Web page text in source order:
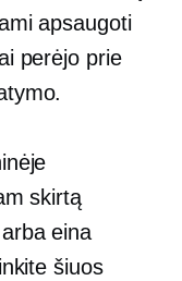
apsaugoti
perėjo prie
skirtą
eina
šiuos